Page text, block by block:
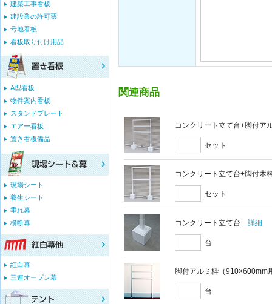
関連商品
コンクリート立て台+脚付ア
セット
コンクリート立て台+脚付木
セット
コンクリート立て台 詳細
台
脚付アルミ枠（910×600mm
台
建築工事看板
建設業の許可票
号地看板
看板取り付け用品
A型看板
物件案内看板
スタンドプレート
エアー看板
置き看板備品
現場シート
養生シート
垂れ幕
横断幕
紅白幕
三連オープン幕